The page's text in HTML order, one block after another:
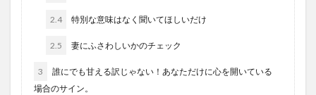
2.4 特別な意味はなく聞いてほしいだけ
2.5 妻にふさわしいかのチェック
3
誰にでも甘える訳じゃない！あなただけに心を開いている
場合のサイン。